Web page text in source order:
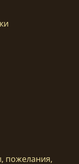
пожелания,